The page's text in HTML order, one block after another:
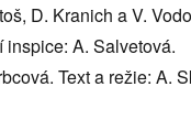
D. Kranich a V.
inspice: A. Salvetová.
Text a režie: A.